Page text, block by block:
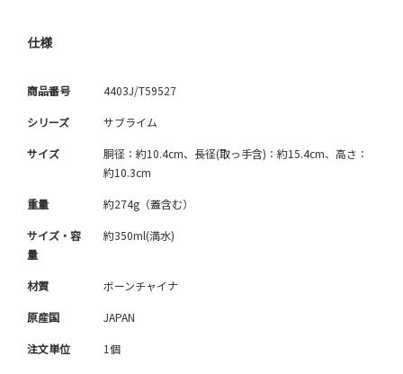
仕様
商品番号 4403J/T59527
シリーズ サブライム
サイズ
胴径：約10.4cm、長径(取っ手含)：約15.4cm、高さ：
約10.3cm
重量 約274g（蓋含む）
サイズ・容
量
約350ml(満水)
材質 ボーンチャイナ
原産国 JAPAN
注文単位 1個